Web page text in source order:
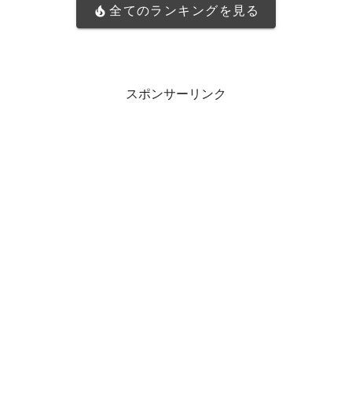
全てのランキングを見る
スポンサーリンク